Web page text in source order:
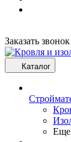
Заказать звонок
Каталог
Еще